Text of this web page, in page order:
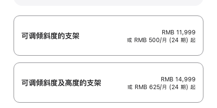
可调倾斜度的支架
RMB 11,999
或 RMB 500/月 (24 期) 起
可调倾斜度及高‍度的支‍架
RMB 14,999
或 RMB 625/月 (24 期) 起